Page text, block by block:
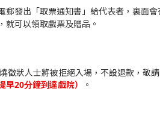
郵發出「取票通知書」給代表者，裏面會
可以領取戲票及贈品。
狀人士將被拒絕入場，不設退款，敬請
早20分鐘到達戲院）
。